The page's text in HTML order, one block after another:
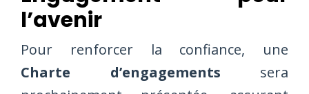
l’avenir
Pour renforcer la confiance, une
Charte d’engagements sera